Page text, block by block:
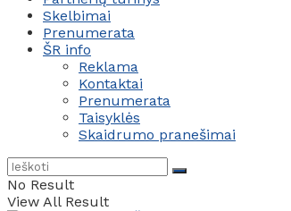
Skelbimai
Prenumerata
ŠR info
Reklama
Kontaktai
Prenumerata
Taisyklės
Skaidrumo pranešimai
No Result
View All Result